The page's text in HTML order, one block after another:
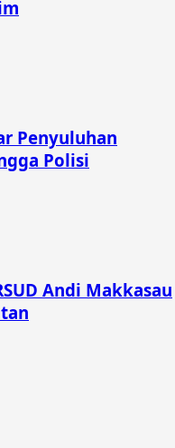
Penyuluhan
Polisi
Andi Makkasau